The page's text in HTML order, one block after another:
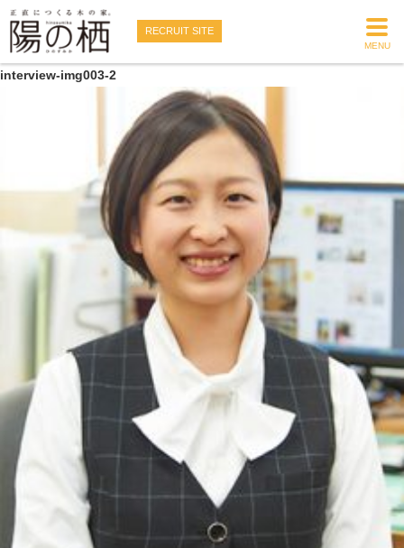
MENU
RECRUIT SITE
interview-img003-2